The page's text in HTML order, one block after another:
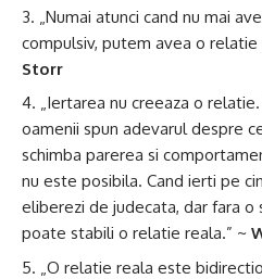
„Numai atunci cand nu mai
compulsiv, putem avea o relatie
Storr
„Iertarea nu creeaza o
oamenii spun adevarul despre
schimba parerea si
nu este posibila. Cand ierti pe
eliberezi de judecata, dar fara o
poate stabili o relatie reala.” ~
„O relatie reala este